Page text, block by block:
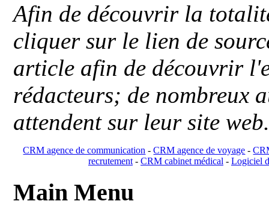
Afin de découvrir la
cliquer sur le lien de
article afin de découvrir
rédacteurs; de nombreux
attendent sur leur site
CRM agence de communication -CRM agence de voyage -
recrutement- CRM cabinet médical- Logiciel
Main Menu